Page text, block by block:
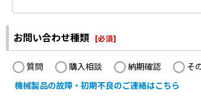
お問い合わせ種類 [必須]
質問 購入相談 納期確認
そ
機械製品の故障・初期不良のご連絡はこちら